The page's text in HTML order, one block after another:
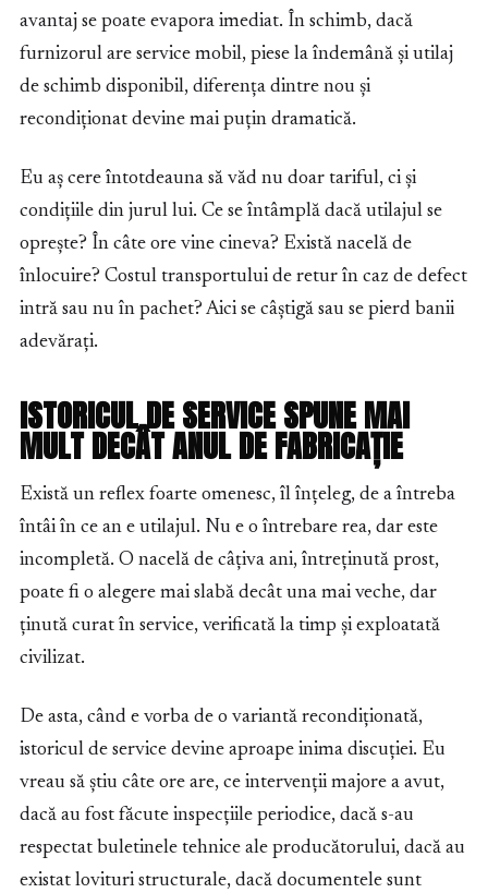
avantaj se poate evapora imediat. În schimb, dacă
furnizorul are service mobil, piese la îndemână și utilaj
de schimb disponibil, diferența dintre nou și
recondiționat devine mai puțin dramatică.
Eu aș cere întotdeauna să văd nu doar tariful, ci și
condițiile din jurul lui. Ce se întâmplă dacă utilajul se
oprește? În câte ore vine cineva? Există nacelă de
înlocuire? Costul transportului de retur în caz de defect
intră sau nu în pachet? Aici se câștigă sau se pierd banii
adevărați.
ISTORICUL DE SERVICE SPUNE MAI
MULT DECÂT ANUL DE FABRICAȚIE
Există un reflex foarte omenesc, îl înțeleg, de a întreba
întâi în ce an e utilajul. Nu e o întrebare rea, dar este
incompletă. O nacelă de câțiva ani, întreținută prost,
poate fi o alegere mai slabă decât una mai veche, dar
ținută curat în service, verificată la timp și exploatată
civilizat.
De asta, când e vorba de o variantă recondiționată,
istoricul de service devine aproape inima discuției. Eu
vreau să știu câte ore are, ce intervenții majore a avut,
dacă au fost făcute inspecțiile periodice, dacă s-au
respectat buletinele tehnice ale producătorului, dacă au
existat lovituri structurale, dacă documentele sunt